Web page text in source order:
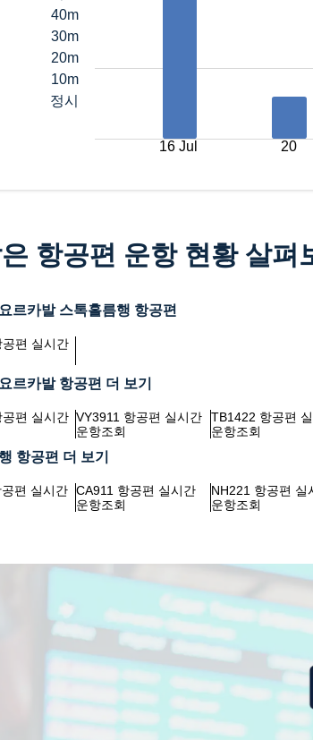
40m
30m
20m
10m
정시
16 Jul 20
항공편 운항 현황 살펴
르카발 스톡홀름행 항공편
편 실시간
르카발 항공편 더 보기
편 실시간 VY3911 항공편 실시간
운항조회
TB1422 항공편
운항조회
항공편 더 보기
편 실시간 CA911 항공편 실시간
운항조회
NH221 항공편 실
운항조회